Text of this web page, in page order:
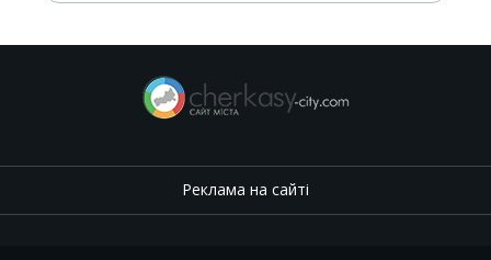
Реклама на сайті